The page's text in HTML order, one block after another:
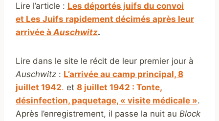
Lire l’article : Les déportés juifs du convoi
et Les Juifs rapidement décimés après leur
arrivée à Auschwitz.
Lire dans le site le récit de leur premier jour à
Auschwitz : L’arrivée au camp principal, 8
juillet 1942. et 8 juillet 1942 : Tonte,
désinfection, paquetage, « visite médicale ».
Après l’enregistrement, il passe la nuit au Block